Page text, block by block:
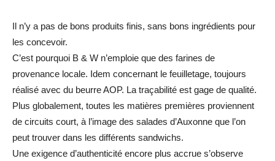
Il n’y a pas de bons produits finis, sans bons ingrédients pour
les concevoir.
C’est pourquoi B & W n’emploie que des farines de
provenance locale. Idem concernant le feuilletage, toujours
réalisé avec du beurre AOP. La traçabilité est gage de qualité.
Plus globalement, toutes les matières premières proviennent
de circuits court, à l’image des salades d’Auxonne que l’on
peut trouver dans les différents sandwichs.
Une exigence d’authenticité encore plus accrue s’observe